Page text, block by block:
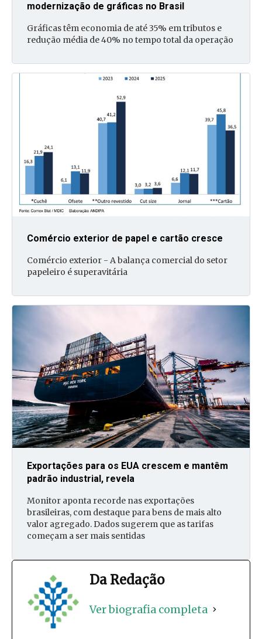
modernização de gráficas no Brasil
Gráficas têm economia de até 35% em tributos e
redução média de 40% no tempo total da operação
Comércio exterior de papel e cartão cresce
Comércio exterior - A balança comercial do setor
papeleiro é superavitária
Exportações para os EUA crescem e mantêm
padrão industrial, revela
Monitor aponta recorde nas exportações
brasileiras, com destaque para bens de mais alto
valor agregado. Dados sugerem que as tarifas
começam a ser mais sentidas
Da Redação
Ver biografia completa